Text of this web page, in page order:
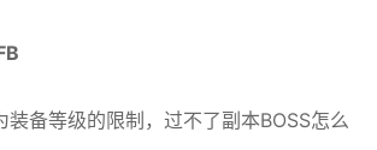
装备等级的限制，过不了副本BOSS怎么